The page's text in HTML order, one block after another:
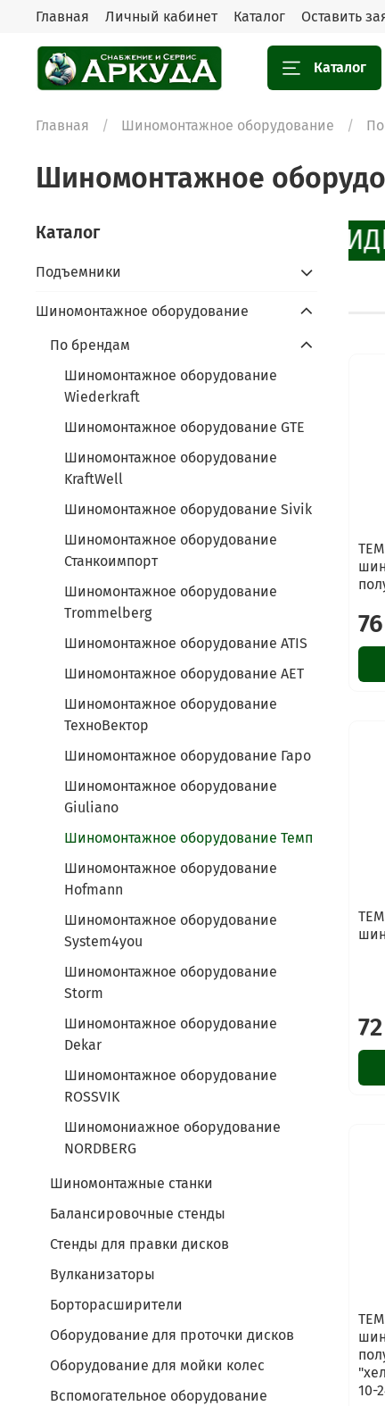
Главная Личный кабинет Каталог Оставить
Каталог
Главная Шиномонтажное оборудование
Шиномонтажное
10-
Каталог
Подъемники
Шиномонтажное оборудование
По брендам
Шиномонтажное оборудование
Wiederkraft
Шиномонтажное оборудование GTE
Шиномонтажное оборудование
KraftWell
Шиномонтажное оборудование Sivik
Шиномонтажное оборудование
Станкоимпорт
Шиномонтажное оборудование
Trommelberg
Шиномонтажное оборудование ATIS
Шиномонтажное оборудование AET
Шиномонтажное оборудование
ТехноВектор
Шиномонтажное оборудование Гаро
Шиномонтажное оборудование
Giuliano
Шиномонтажное оборудование Темп
Шиномонтажное оборудование
Hofmann
Шиномонтажное оборудование
System4you
Шиномонтажное оборудование
Storm
Шиномонтажное оборудование
Dekar
Шиномонтажное оборудование
ROSSVIK
Шиномониажное оборудование
NORDBERG
Шиномонтажные станки
Балансировочные стенды
Стенды для правки дисков
Вулканизаторы
Борторасширители
Оборудование для проточки дисков
Оборудование для мойки колес
Вспомогательное оборудование